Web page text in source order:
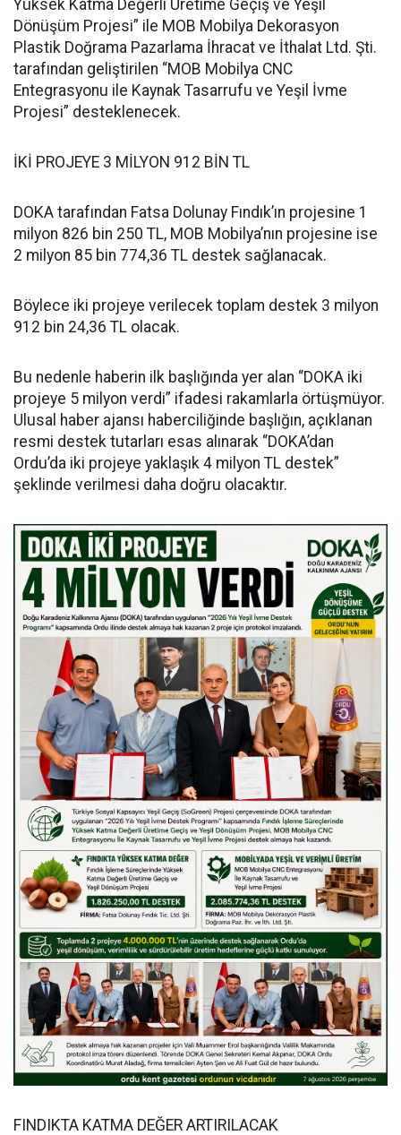
Yüksek Katma Değerli Üretime Geçiş ve Yeşil
Dönüşüm Projesi” ile MOB Mobilya Dekorasyon
Plastik Doğrama Pazarlama İhracat ve İthalat Ltd. Şti.
tarafından geliştirilen “MOB Mobilya CNC
Entegrasyonu ile Kaynak Tasarrufu ve Yeşil İvme
Projesi” desteklenecek.
İKİ PROJEYE 3 MİLYON 912 BİN TL
DOKA tarafından Fatsa Dolunay Fındık’ın projesine 1
milyon 826 bin 250 TL, MOB Mobilya’nın projesine ise
2 milyon 85 bin 774,36 TL destek sağlanacak.
Böylece iki projeye verilecek toplam destek 3 milyon
912 bin 24,36 TL olacak.
Bu nedenle haberin ilk başlığında yer alan “DOKA iki
projeye 5 milyon verdi” ifadesi rakamlarla örtüşmüyor.
Ulusal haber ajansı haberciliğinde başlığın, açıklanan
resmi destek tutarları esas alınarak “DOKA’dan
Ordu’da iki projeye yaklaşık 4 milyon TL destek”
şeklinde verilmesi daha doğru olacaktır.
FINDIKTA KATMA DEĞER ARTIRILACAK